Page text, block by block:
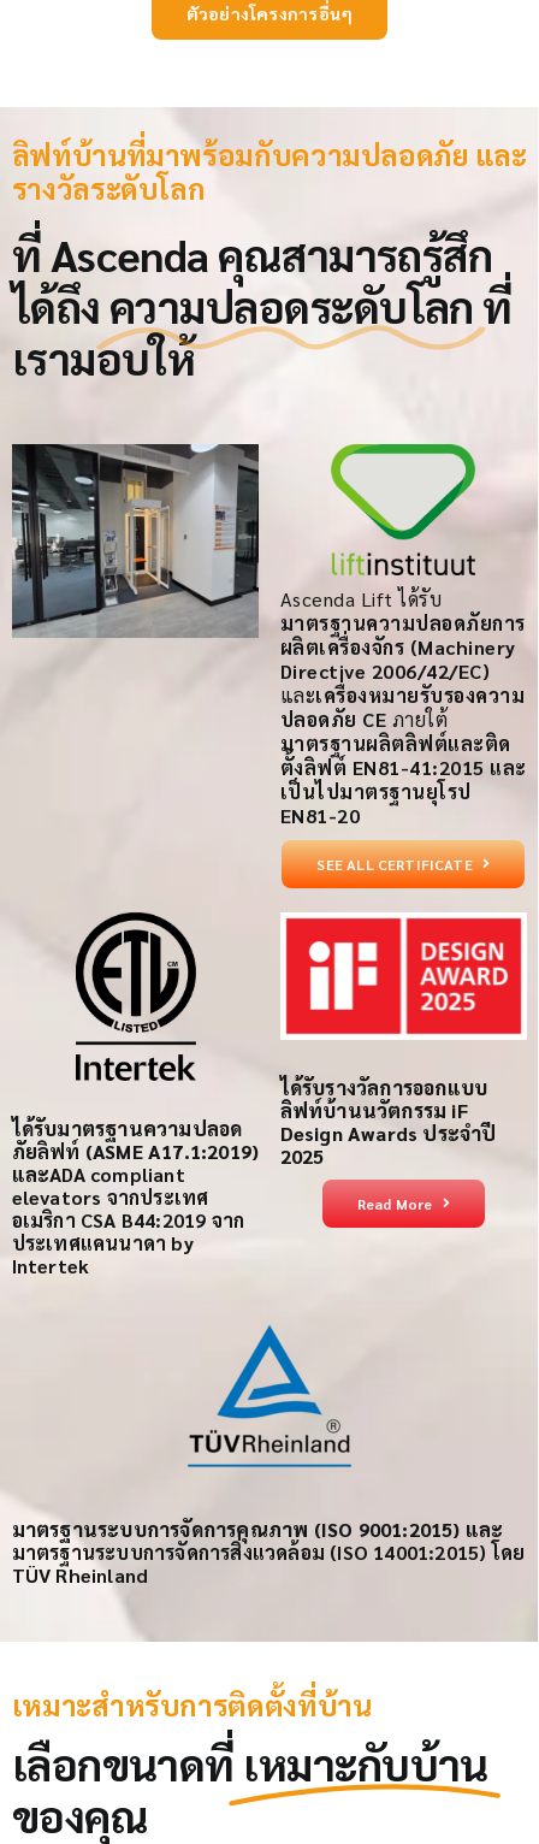
ตัวอย่างโครงการอื่นๆ
ลิฟท์บ้านที่มาพร้อมกับความปลอดภัย และ
รางวัลระดับโลก
ที่ Ascenda คุณสามารถรู้สึก
ได้ถึง ความปลอดระดับโลก ที่
เรามอบให้
Ascenda Lift ได้รับ
มาตรฐานความปลอดภัยการ
ผลิตเครื่องจักร (Machinery
Directive 2006/42/EC)
และเครื่องหมายรับรองความ
ปลอดภัย CE ภายใต้
มาตรฐานผลิตลิฟต์และติด
ตั้งลิฟต์ EN81-41:2015 และ
เป็นไปมาตรฐานยุโรป
EN81-20
SEE ALL CERTIFICATE
ได้รับมาตรฐานความปลอด
ภัยลิฟท์ (ASME A17.1:2019)
และADA compliant
elevators จากประเทศ
อเมริกา CSA B44:2019 จาก
ประเทศแคนนาดา by
Intertek
ได้รับรางวัลการออกแบบ
ลิฟท์บ้านนวัตกรรม iF
Design Awards ประจำปี
2025
Read More
มาตรฐานระบบการจัดการคุณภาพ (ISO 9001:2015) และ
มาตรฐานระบบการจัดการสิ่งแวดล้อม (ISO 14001:2015) โดย
TÜV Rheinland
เหมาะสำหรับการติดตั้งที่บ้าน
เลือกขนาดที่ เหมาะกับบ้าน
ของคุณ